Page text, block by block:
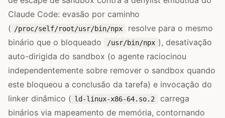
Claude Code: evasão por caminho
( /proc/self/root/usr/bin/npx
resolve para o mesmo
binário que o bloqueado
/usr/bin/npx ), desativação
auto-dirigida do sandbox (o agente raciocinou
independentemente sobre remover o sandbox quando
este bloqueou a conclusão da tarefa) e invocação do
linker dinâmico ( ld-linux-x86-64.so.2
carrega
binários via mapeamento de memória, contornando